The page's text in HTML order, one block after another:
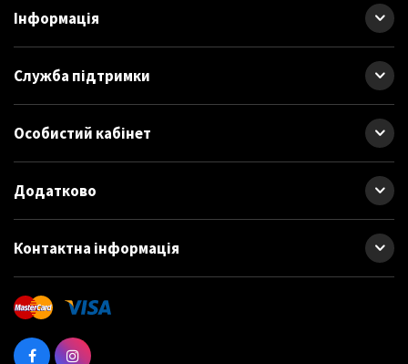
Інформація
Служба підтримки
Особистий кабінет
Додатково
Контактна інформація